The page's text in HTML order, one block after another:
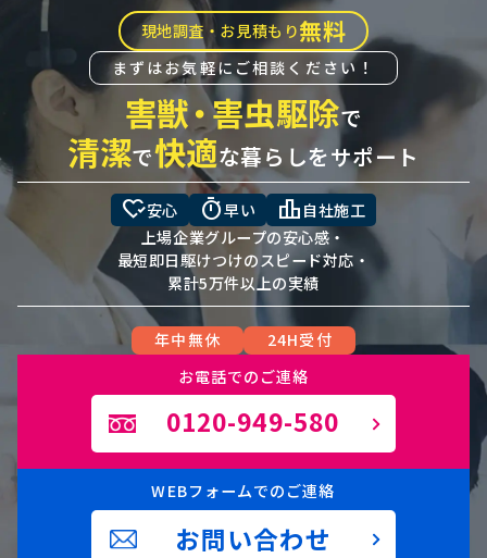
現地調査・お見積もり無料
まずはお気軽にご相談ください！
害獣・害虫駆除で
清潔で快適な暮らしをサポート
heart_check安心 timer早い leaderboard 自社施工
上場企業グループの安心感・
最短即日駆けつけのスピード対応・
累計5万件以上の実績
年中無休
24H受付
お電話でのご連絡
0120-949-580
WEBフォームでのご連絡
お問い合わせ